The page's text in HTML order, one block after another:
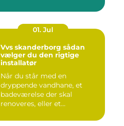
01. Jul
Vvs skanderborg sådan
vælger du den rigtige
installatør
Når du står med en
dryppende vandhane, et
badeværelse der skal
renoveres, eller et